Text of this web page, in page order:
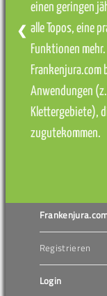
einen geringen
alle Topos, eine
Funktionen
Frankenjura.com
Anwendungen
Klettergebiete),
zugutekommen.
❮
Registrieren
Login